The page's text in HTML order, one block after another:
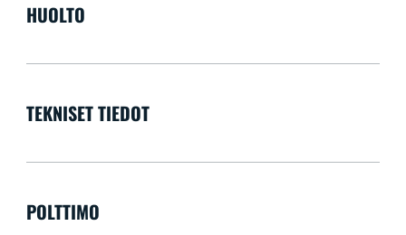
HUOLTO
TEKNISET TIEDOT
POLTTIMO